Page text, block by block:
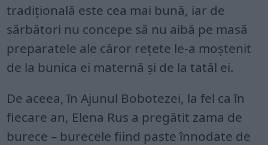
tradiţională este cea mai bună, iar de
sărbători nu concepe să nu aibă pe masă
preparatele ale căror reţete le-a moştenit
de la bunica ei maternă şi de la tatăl ei.
De aceea, în Ajunul Bobotezei, la fel ca în
fiecare an, Elena Rus a pregătit zama de
burece – burecele fiind paste înnodate de